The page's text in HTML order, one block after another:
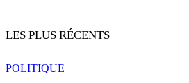
LES PLUS RÉCENTS
POLITIQUE